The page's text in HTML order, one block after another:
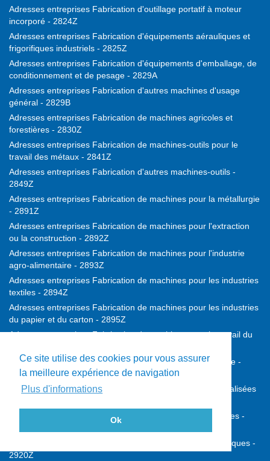
Ce site utilise des cookies pour vous assurer
la meilleure expérience de navigation
Plus d'informations
Ok
Adresses entreprises Fabrication d'outillage portatif à moteur
incorporé - 2824Z
Adresses entreprises Fabrication d'équipements aérauliques et
frigorifiques industriels - 2825Z
Adresses entreprises Fabrication d'équipements d'emballage, de
conditionnement et de pesage - 2829A
Adresses entreprises Fabrication d'autres machines d'usage
général - 2829B
Adresses entreprises Fabrication de machines agricoles et
forestières - 2830Z
Adresses entreprises Fabrication de machines-outils pour le
travail des métaux - 2841Z
Adresses entreprises Fabrication d'autres machines-outils -
2849Z
Adresses entreprises Fabrication de machines pour la métallurgie
- 2891Z
Adresses entreprises Fabrication de machines pour l'extraction
ou la construction - 2892Z
Adresses entreprises Fabrication de machines pour l'industrie
agro-alimentaire - 2893Z
Adresses entreprises Fabrication de machines pour les industries
textiles - 2894Z
Adresses entreprises Fabrication de machines pour les industries
du papier et du carton - 2895Z
Adresses entreprises Fabrication de machines pour le travail du
Adresses entreprises Fabrication de machines d'imprimerie -
2899A
Adresses entreprises Fabrication d'autres machines spécialisées
Adresses entreprises Construction de véhicules automobiles -
Adresses entreprises Fabrication de carrosseries et remorques -
2920Z